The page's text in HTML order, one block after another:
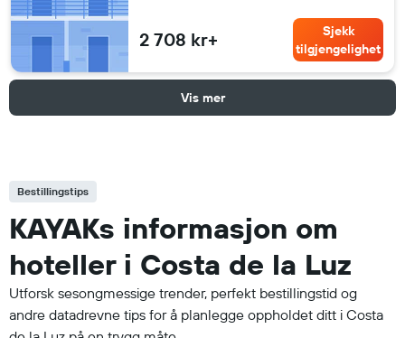
2 708 kr+
Sjekk
tilgjengelighet
Vis mer
Bestillingstips
KAYAKs informasjon om
hoteller i Costa de la Luz
Utforsk sesongmessige trender, perfekt bestillingstid og
andre datadrevne tips for å planlegge oppholdet ditt i Costa